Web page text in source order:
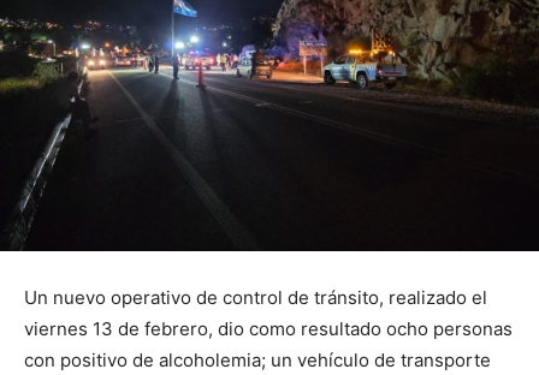
Un nuevo operativo de control de tránsito, realizado el
viernes 13 de febrero, dio como resultado ocho personas
con positivo de alcoholemia; un vehículo de transporte